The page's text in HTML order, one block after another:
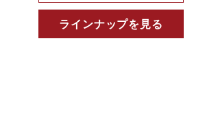
ラインナップを見る